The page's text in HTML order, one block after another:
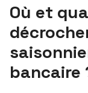
Où et
bancaire